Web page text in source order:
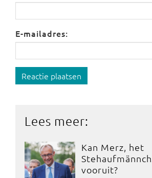
E-mailadres:
Reactie plaatsen
Lees meer:
Kan Merz, het
vooruit?